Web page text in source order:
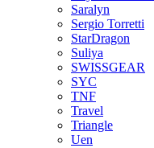
Saralyn
Sergio Torretti
StarDragon
Suliya
SWISSGEAR
SYC
TNF
Travel
Triangle
Uen